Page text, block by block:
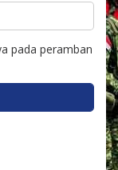
pada peramban